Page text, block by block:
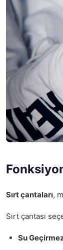
Sırt çantaları,
Sırt çantası
Su